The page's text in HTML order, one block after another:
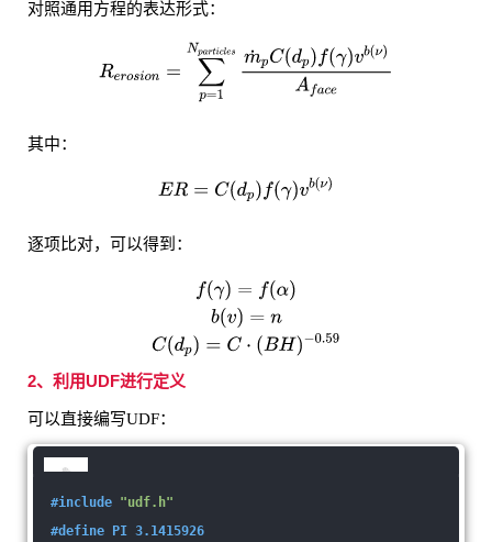
对照通用方程的表达形式：
其中：
逐项比对，可以得到：
2、利用UDF进行定义
可以直接编写UDF：
#include "udf.h"
#define PI 3.1415926